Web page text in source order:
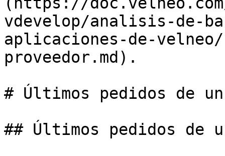
vdevelop/analisis-de-
aplicaciones-de-
proveedor.md).
# Últimos pedidos de
## Últimos pedidos de